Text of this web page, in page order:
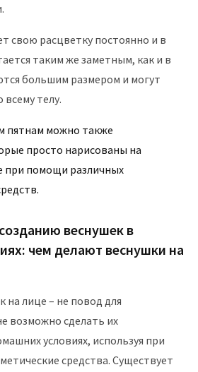
свою расцветку постоянно и в
таким же заметным, как и в
большим размером и могут
всему телу.
пятнам можно также
просто нарисованы на
при помощи различных
веснушек в
чем делают веснушки на
на лице – не повод для
возможно сделать их
условиях, используя при
средства. Существует